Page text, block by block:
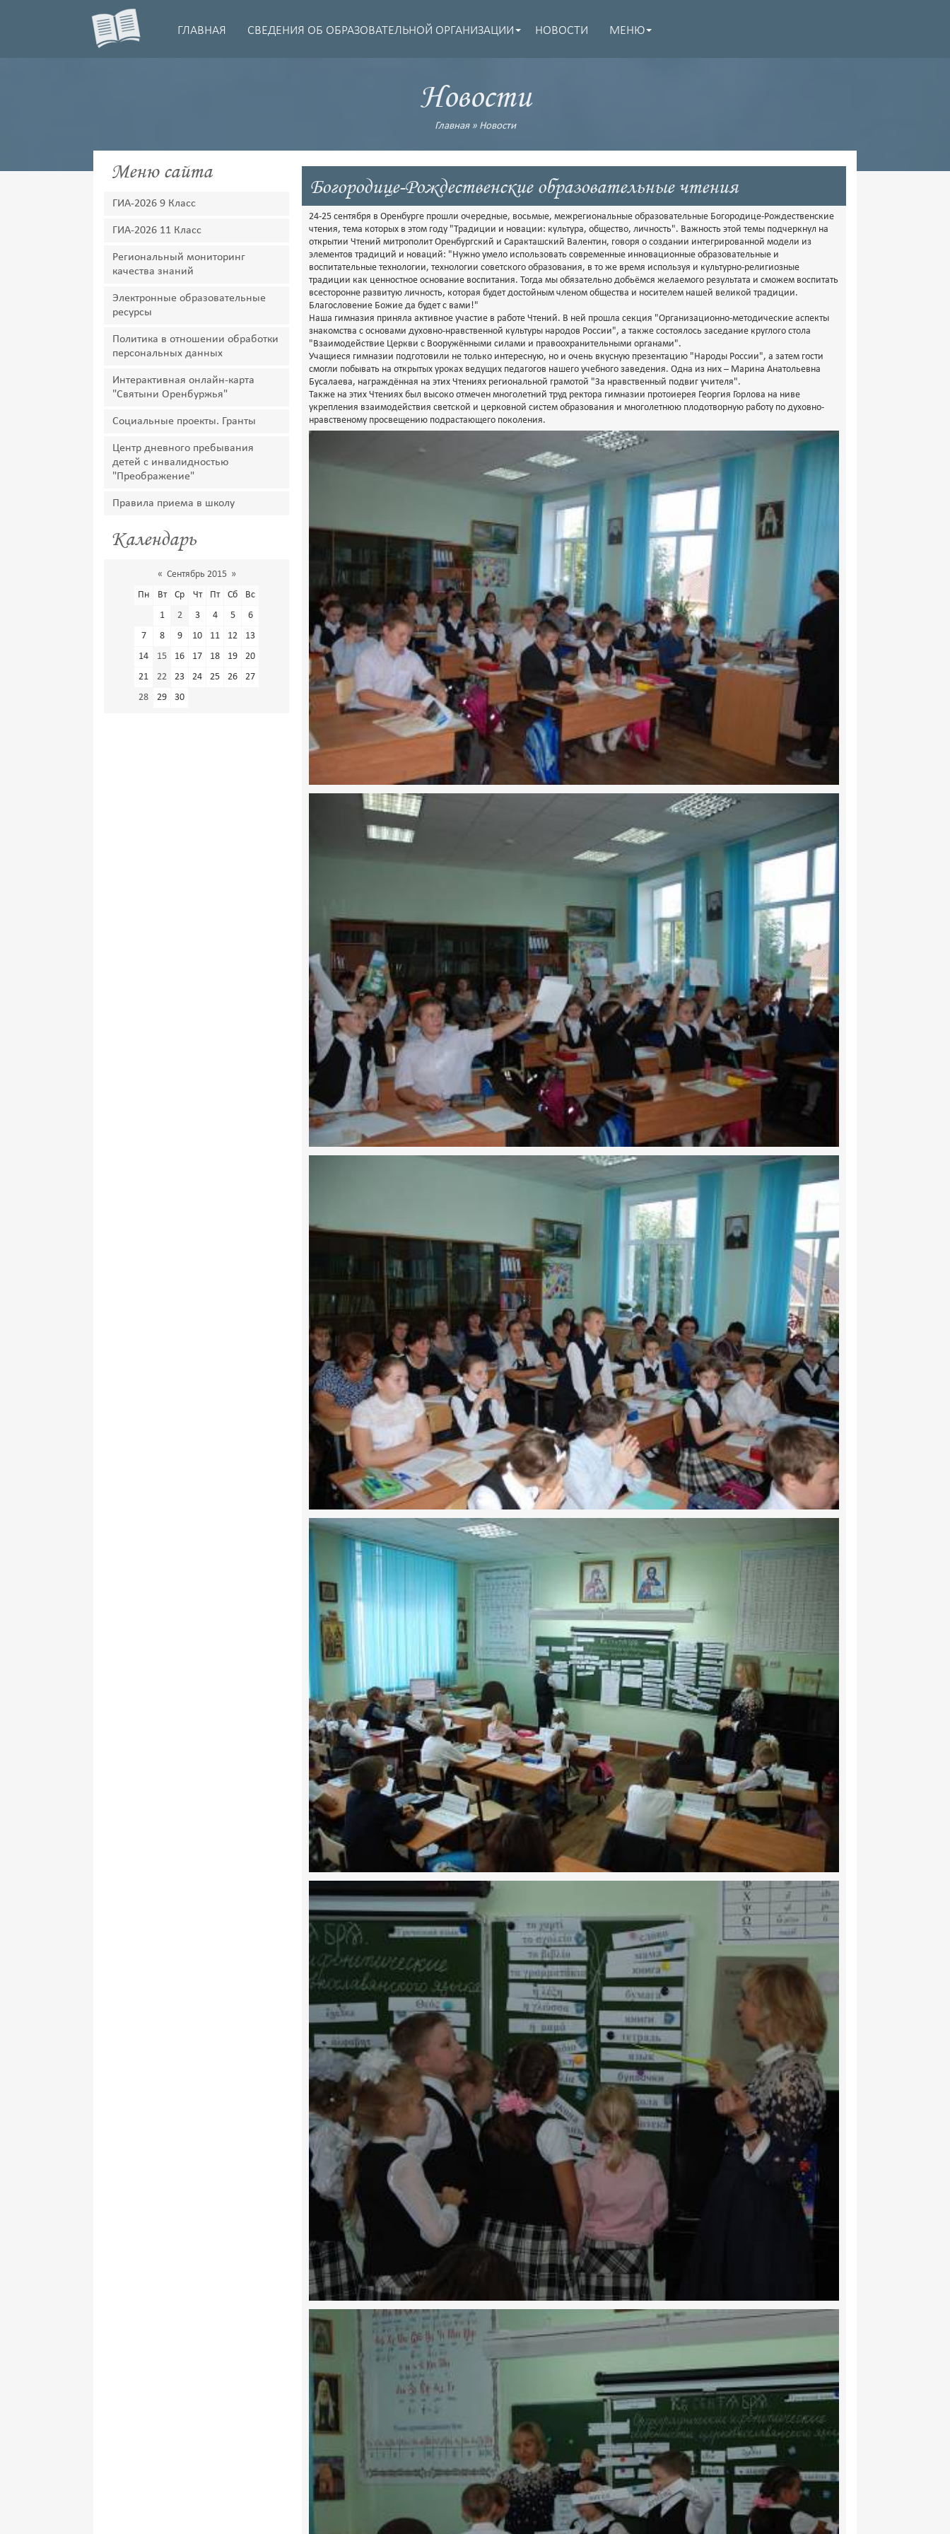
ГЛАВНАЯ СВЕДЕНИЯ ОБ ОБРАЗОВАТЕЛЬНОЙ ОРГАНИЗАЦИИ НОВОСТИ МЕНЮ
Новости
Главная» Новости
Меню сайта
ГИА-2026 9 Класс
ГИА-2026 11 Класс
Региональный мониторинг
качества знаний
Электронные образовательные
ресурсы
Политика в отношении обработки
персональных данных
Интерактивная онлайн-карта
"Святыни Оренбуржья"
Социальные проекты. Гранты
Центр дневного пребывания
детей с инвалидностью
"Преображение"
Правила приема в школу
Календарь
« Сентябрь 2015 »
Пн
Вт Ср Чт Пт Сб
Вс
1
2 3 4 5
6
7
8 9 10 11 12
13
14
15 16 17 18 19
20
21
22 23 24 25 26
27
28
29 30
Богородице-Рождественские образовательные чтения
24-25 сентября в Оренбурге прошли очередные, восьмые, межрегиональные образовательные Богородице-Рождественские
чтения, тема которых в этом году "Традиции и новации: культура, общество, личность". Важность этой темы подчеркнул на
открытии Чтений митрополит Оренбургский и Саракташский Валентин, говоря о создании интегрированной модели из
элементов традиций и новаций: "Нужно умело использовать современные инновационные образовательные и
воспитательные технологии, технологии советского образования, в то же время используя и культурно-религиозные
традиции как ценностное основание воспитания. Тогда мы обязательно добьёмся желаемого результата и сможем воспитать
всесторонне развитую личность, которая будет достойным членом общества и носителем нашей великой традиции.
Благословение Божие да будет с вами!"
Наша гимназия приняла активное участие в работе Чтений. В ней прошла секция "Организационно-методические аспекты
знакомства с основами духовно-нравственной культуры народов России", а также состоялось заседание круглого стола
"Взаимодействие Церкви с Вооружёнными силами и правоохранительными органами".
Учащиеся гимназии подготовили не только интересную, но и очень вкусную презентацию "Народы России", а затем гости
смогли побывать на открытых уроках ведущих педагогов нашего учебного заведения. Одна из них – Марина Анатольевна
Бусалаева, награждённая на этих Чтениях региональной грамотой "За нравственный подвиг учителя".
Также на этих Чтениях был высоко отмечен многолетний труд ректора гимназии протоиерея Георгия Горлова на ниве
укрепления взаимодействия светской и церковной систем образования и многолетнюю плодотворную работу по духовно-
нравственому просвещению подрастающего поколения.